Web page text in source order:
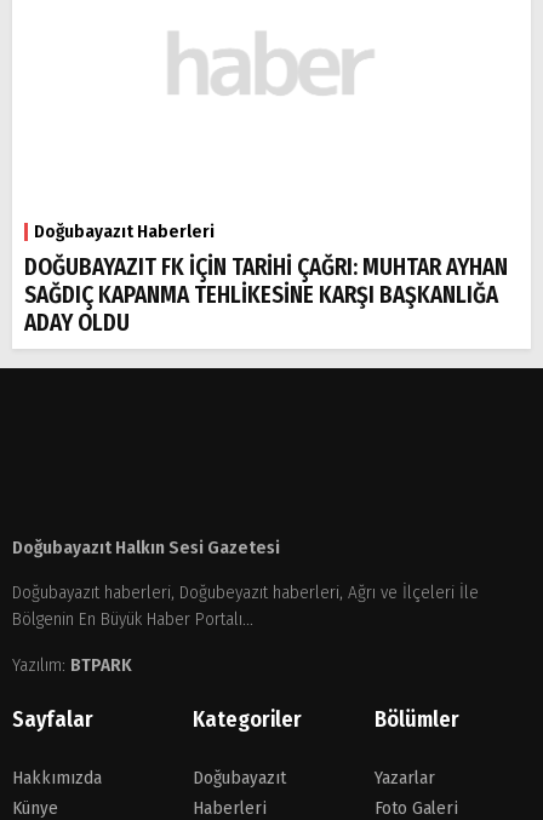
Doğubayazıt Haberleri
DOĞUBAYAZIT FK İÇİN TARİHİ ÇAĞRI: MUHTAR AYHAN
SAĞDIÇ KAPANMA TEHLİKESİNE KARŞI BAŞKANLIĞA
ADAY OLDU
Doğubayazıt Halkın Sesi Gazetesi
Doğubayazıt haberleri, Doğubeyazıt haberleri, Ağrı ve İlçeleri İle
Bölgenin En Büyük Haber Portalı...
Yazılım: BTPARK
Sayfalar
Hakkımızda
Künye
Kategoriler
Doğubayazıt
Haberleri
Bölümler
Yazarlar
Foto Galeri